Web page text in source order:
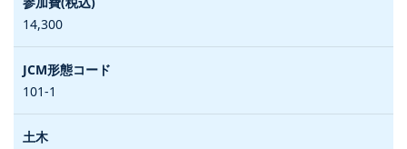
14,300
101-1